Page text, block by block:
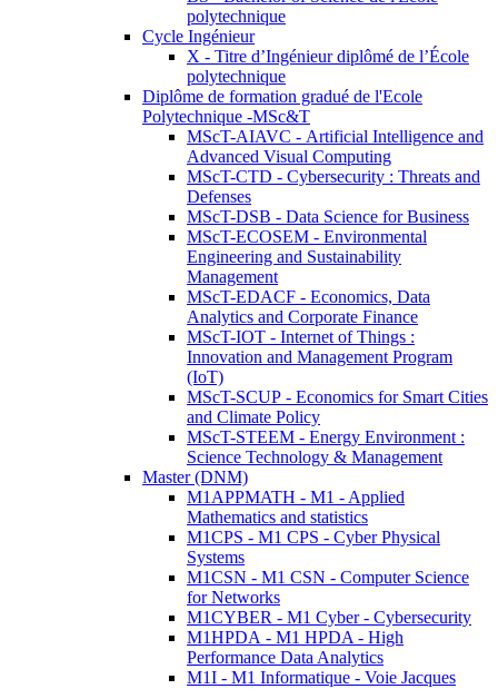
polytechnique
Cycle Ingénieur
X - Titre d’Ingénieur diplômé de l’École
polytechnique
Diplôme de formation gradué de l'Ecole
Polytechnique -MSc&T
MScT-AIAVC - Artificial Intelligence and
Advanced Visual Computing
MScT-CTD - Cybersecurity : Threats and
Defenses
MScT-DSB - Data Science for Business
MScT-ECOSEM - Environmental
Engineering and Sustainability
Management
MScT-EDACF - Economics, Data
Analytics and Corporate Finance
MScT-IOT - Internet of Things :
Innovation and Management Program
(IoT)
MScT-SCUP - Economics for Smart Cities
and Climate Policy
MScT-STEEM - Energy Environment :
Science Technology & Management
Master (DNM)
M1APPMATH - M1 - Applied
Mathematics and statistics
M1CPS - M1 CPS - Cyber Physical
Systems
M1CSN - M1 CSN - Computer Science
for Networks
M1CYBER - M1 Cyber - Cybersecurity
M1HPDA - M1 HPDA - High
Performance Data Analytics
M1I - M1 Informatique - Voie Jacques